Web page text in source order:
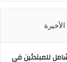
الأخيرة
للمبتدئين في